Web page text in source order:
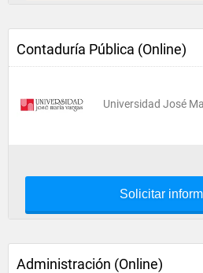
Contaduría Pública (Online)
Universidad José
Solicitar
Administración (Online)